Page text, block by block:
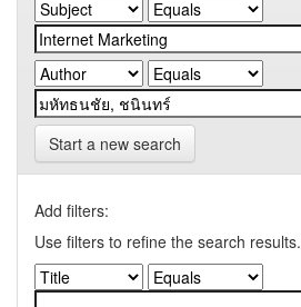
Start a new search
Add filters:
Use filters to refine the search results.